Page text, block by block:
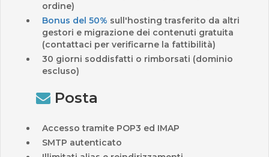
ordine)
Bonus del 50% sull'hosting trasferito da altri
gestori e migrazione dei contenuti gratuita
(contattaci per verificarne la fattibilità)
30 giorni soddisfatti o rimborsati (dominio
escluso)
Posta
Accesso tramite POP3 ed IMAP
SMTP autenticato